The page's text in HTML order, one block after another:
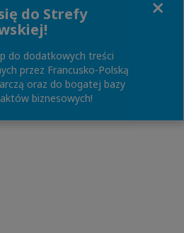
do Strefy
do dodatkowych treści
przez Francusko-Polską
oraz do bogatej bazy
biznesowych!